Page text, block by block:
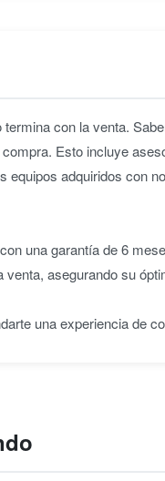
con la venta.
Esto incluye
equipos adquiridos con
una garantía de 6
asegurando su
una experiencia de